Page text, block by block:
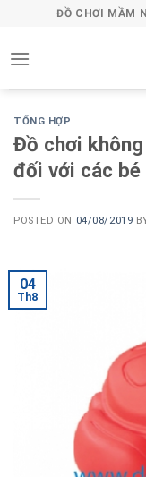
content
ĐỒ CHƠI MẦM
TỔNG HỢP
Đồ chơi
đối với các bé
POSTED ON 04/08/2019
04
Th8